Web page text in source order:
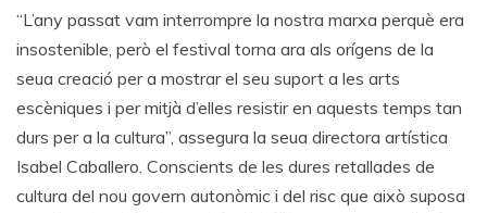
“L’any passat vam interrompre la nostra marxa perquè era
insostenible, però el festival torna ara als orígens de la
seua creació per a mostrar el seu suport a les arts
escèniques i per mitjà d’elles resistir en aquests temps tan
durs per a la cultura”, assegura la seua directora artística
Isabel Caballero. Conscients de les dures retallades de
cultura del nou govern autonòmic i del risc que això suposa